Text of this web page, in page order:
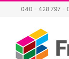
springen
040 - 428 797 -